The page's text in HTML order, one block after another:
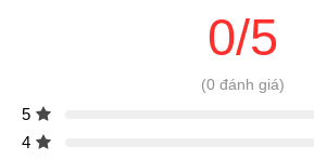
0/5
(0 đánh giá)
5
4